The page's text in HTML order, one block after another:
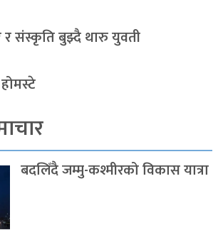
र संस्कृति बुझ्दै थारु युवती
बदलिँदै जम्मु-कश्मीरको विकास यात्रा